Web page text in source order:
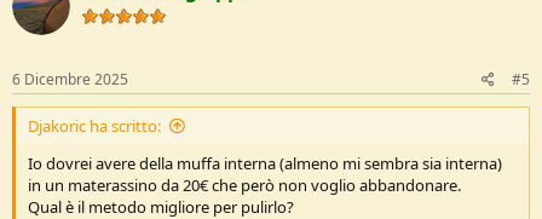
6 Dicembre 2025 #5
Djakoric ha scritto:
Io dovrei avere della muffa interna (almeno mi sembra sia interna)
in un materassino da 20€ che però non voglio abbandonare.
Qual è il metodo migliore per pulirlo?